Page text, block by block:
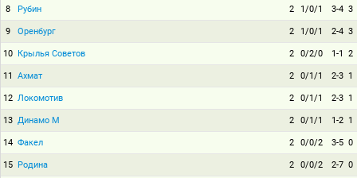
8 Рубин 2 1/0/1 3-4 3
9 Оренбург 2 1/0/1 2-4 3
10 Крылья Советов 2 0/2/0 1-1 2
11 Ахмат 2 0/1/1 2-3 1
12 Локомотив 2 0/1/1 2-3 1
13 Динамо М 2 0/1/1 1-2 1
14 Факел 2 0/0/2 3-5 0
15 Родина 2 0/0/2 2-7 0